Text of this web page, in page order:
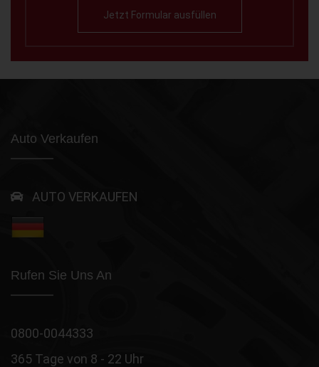
Jetzt Formular ausfüllen
Auto Verkaufen
AUTO VERKAUFEN
Rufen Sie Uns An
0800-0044333
365 Tage von 8 - 22 Uhr